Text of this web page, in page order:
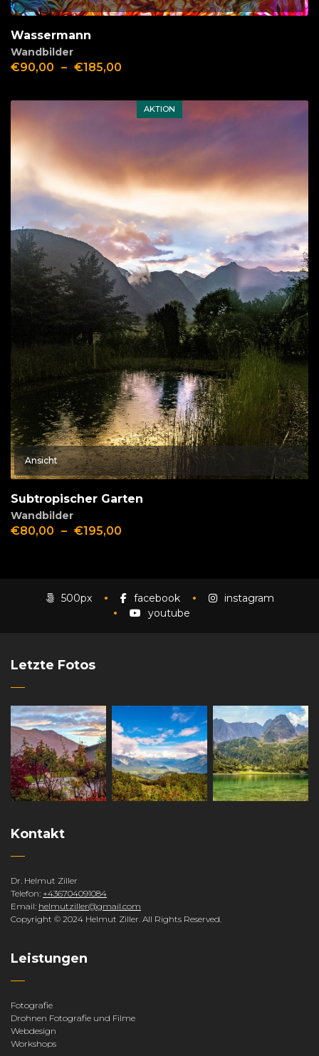
Wassermann
Wandbilder
€90,00 – €185,00
AKTION
Ansicht
Subtropischer Garten
Wandbilder
€80,00 – €195,00
500px facebook
instagram
youtube
Letzte Fotos
Kontakt
Dr. Helmut Ziller
Telefon: +436704091084
Email: helmutziller@gmail.com
Copyright © 2024 Helmut Ziller. All Rights Reserved.
Leistungen
Fotografie
Drohnen Fotografie und Filme
Webdesign
Workshops